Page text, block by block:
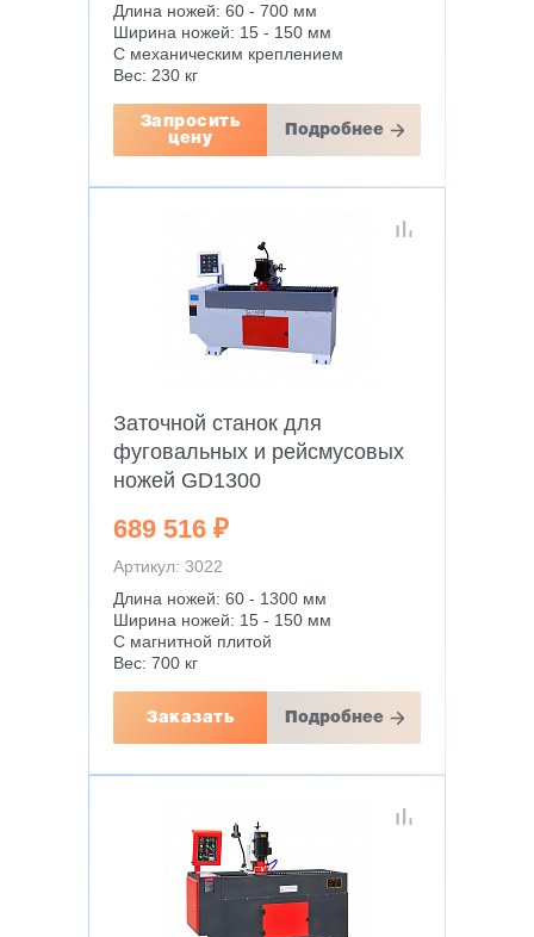
Длина ножей: 60 - 700 мм
Ширина ножей: 15 - 150 мм
С механическим креплением
Вес: 230 кг
Запросить
цену
Подробнее
Заточной станок для
фуговальных и рейсмусовых
ножей GD1300
689 516 ₽
Артикул: 3022
Длина ножей: 60 - 1300 мм
Ширина ножей: 15 - 150 мм
С магнитной плитой
Вес: 700 кг
Заказать Подробнее